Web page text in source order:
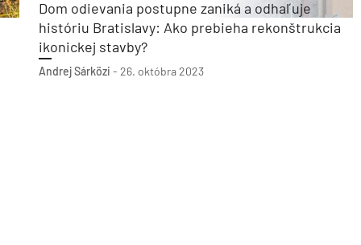
Dom odievania postupne zaniká a odhaľuje
históriu Bratislavy: Ako prebieha rekonštrukcia
ikonickej stavby?
Andrej Sárközi - 26. októbra 2023